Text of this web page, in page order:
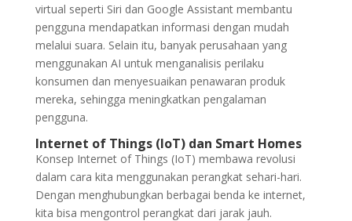
virtual seperti Siri dan Google Assistant membantu
pengguna mendapatkan informasi dengan mudah
melalui suara. Selain itu, banyak perusahaan yang
menggunakan AI untuk menganalisis perilaku
konsumen dan menyesuaikan penawaran produk
mereka, sehingga meningkatkan pengalaman
pengguna.
Internet of Things (IoT) dan Smart Homes
Konsep Internet of Things (IoT) membawa revolusi
dalam cara kita menggunakan perangkat sehari-hari.
Dengan menghubungkan berbagai benda ke internet,
kita bisa mengontrol perangkat dari jarak jauh.